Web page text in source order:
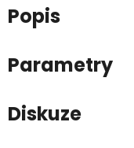
Popis
Parametry
Diskuze